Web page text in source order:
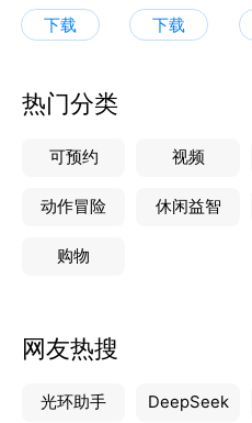
下载 下载
热门分类
可预约 视频
动作冒险 休闲益智
购物
网友热搜
光环助手 DeepSeek